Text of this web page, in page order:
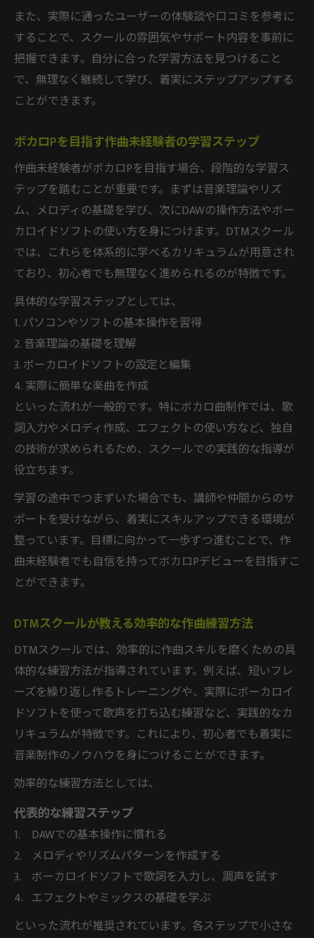
また、実際に通ったユーザーの体験談や口コミを参考に
することで、スクールの雰囲気やサポート内容を事前に
把握できます。自分に合った学習方法を見つけること
で、無理なく継続して学び、着実にステップアップする
ことができます。
ボカロPを目指す作曲未経験者の学習ステップ
作曲未経験者がボカロPを目指す場合、段階的な学習ス
テップを踏むことが重要です。まずは音楽理論やリズ
ム、メロディの基礎を学び、次にDAWの操作方法やボー
カロイドソフトの使い方を身につけます。DTMスクール
では、これらを体系的に学べるカリキュラムが用意され
ており、初心者でも無理なく進められるのが特徴です。
具体的な学習ステップとしては、
1. パソコンやソフトの基本操作を習得
2. 音楽理論の基礎を理解
3. ボーカロイドソフトの設定と編集
4. 実際に簡単な楽曲を作成
といった流れが一般的です。特にボカロ曲制作では、歌
詞入力やメロディ作成、エフェクトの使い方など、独自
の技術が求められるため、スクールでの実践的な指導が
役立ちます。
学習の途中でつまずいた場合でも、講師や仲間からのサ
ポートを受けながら、着実にスキルアップできる環境が
整っています。目標に向かって一歩ずつ進むことで、作
曲未経験者でも自信を持ってボカロPデビューを目指すこ
とができます。
DTMスクールが教える効率的な作曲練習方法
DTMスクールでは、効率的に作曲スキルを磨くための具
体的な練習方法が指導されています。例えば、短いフレ
ーズを繰り返し作るトレーニングや、実際にボーカロイ
ドソフトを使って歌声を打ち込む練習など、実践的なカ
リキュラムが特徴です。これにより、初心者でも着実に
音楽制作のノウハウを身につけることができます。
効率的な練習方法としては、
代表的な練習ステップ
DAWでの基本操作に慣れる
メロディやリズムパターンを作成する
ボーカロイドソフトで歌詞を入力し、調声を試す
エフェクトやミックスの基礎を学ぶ
といった流れが推奨されています。各ステップで小さな